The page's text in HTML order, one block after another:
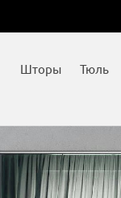
Шторы Тюль